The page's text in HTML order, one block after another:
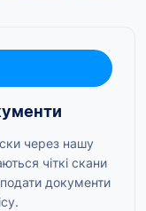
через нашу
чіткі скани
документи